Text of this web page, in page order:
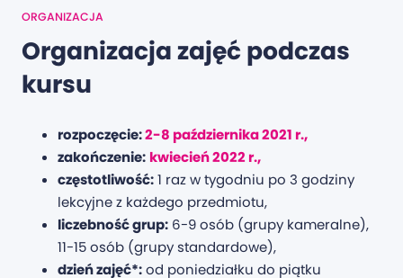
ORGANIZACJA
Organizacja zajęć podczas
kursu
rozpoczęcie:2-8 października 2021 r.,
zakończenie: kwiecień 2022 r.,
częstotliwość:1 raz w tygodniu po 3 godziny
lekcyjne z każdego przedmiotu,
liczebność grup: 6-9 osób (grupy kameralne),
11-15 osób (grupy standardowe),
dzień zajęć*:od poniedziałku do piątku